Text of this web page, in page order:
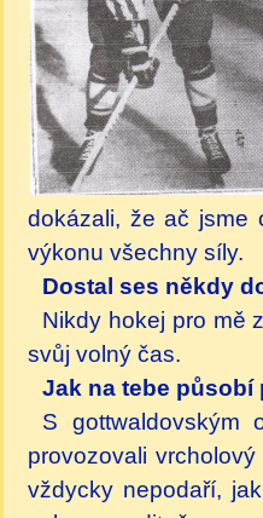
dokázali, že ač jsme
výkonu všechny síly.
Dostal ses někdy
Nikdy hokej pro mě
svůj volný čas.
Jak na tebe
S gottwaldovským
provozovali
vždycky nepodaří,